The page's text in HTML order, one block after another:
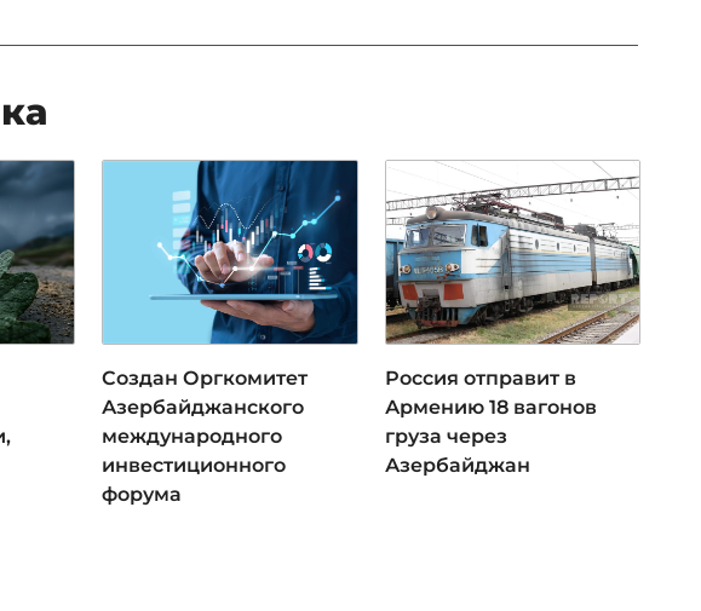
Создан Оргкомитет
Азербайджанского
международного
инвестиционного
форума
Россия отправит в
Армению 18 вагонов
груза через
Азербайджан